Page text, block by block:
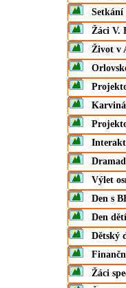
Setkání
Žáci V.
Život v
Karviná
Výlet
Den s
Den
Dětský
Žáci